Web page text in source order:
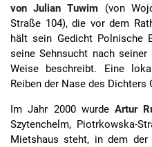
von Julian Tuwim (von
Straße 104), die vor dem
hält sein Gedicht Polnische
seine Sehnsucht nach
Weise beschreibt. Eine
Reiben der Nase des Dichters
Im Jahr 2000 wurde Artur
Szytenchelm, Piotrkowska-
Mietshaus steht, in dem